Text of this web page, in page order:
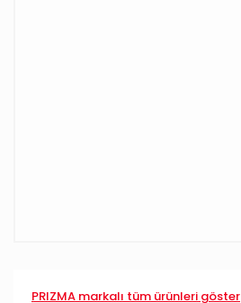
PRIZMA markalı tüm ürünleri göster